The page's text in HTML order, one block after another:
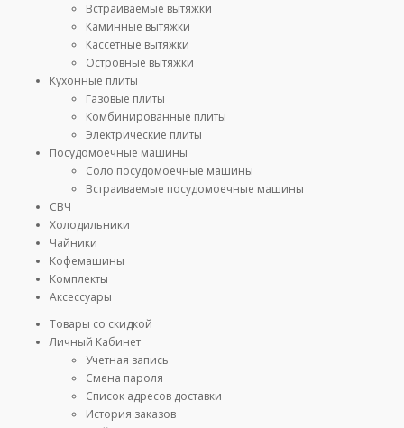
Встраиваемые вытяжки
Каминные вытяжки
Кассетные вытяжки
Островные вытяжки
Кухонные плиты
Газовые плиты
Комбинированные плиты
Электрические плиты
Посудомоечные машины
Соло посудомоечные машины
Встраиваемые посудомоечные машины
СВЧ
Холодильники
Чайники
Кофемашины
Комплекты
Аксессуары
Товары со скидкой
Личный Кабинет
Учетная запись
Смена пароля
Список адресов доставки
История заказов